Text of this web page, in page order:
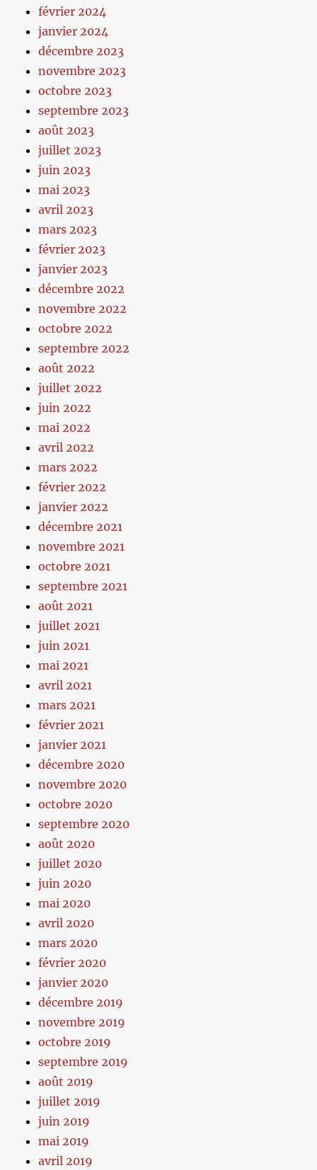
février 2024
janvier 2024
décembre 2023
novembre 2023
octobre 2023
septembre 2023
août 2023
juillet 2023
juin 2023
mai 2023
avril 2023
mars 2023
février 2023
janvier 2023
décembre 2022
novembre 2022
octobre 2022
septembre 2022
août 2022
juillet 2022
juin 2022
mai 2022
avril 2022
mars 2022
février 2022
janvier 2022
décembre 2021
novembre 2021
octobre 2021
septembre 2021
août 2021
juillet 2021
juin 2021
mai 2021
avril 2021
mars 2021
février 2021
janvier 2021
décembre 2020
novembre 2020
octobre 2020
septembre 2020
août 2020
juillet 2020
juin 2020
mai 2020
avril 2020
mars 2020
février 2020
janvier 2020
décembre 2019
novembre 2019
octobre 2019
septembre 2019
août 2019
juillet 2019
juin 2019
mai 2019
avril 2019